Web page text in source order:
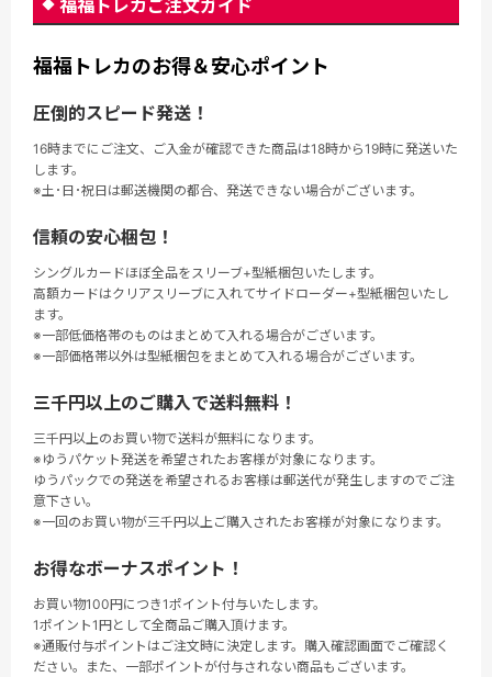
福福トレカご注文ガイド
福福トレカのお得＆安心ポイント
圧倒的スピード発送！
16時までにご注文、ご入金が確認できた商品は18時から19時に発送いた
します。
※土･日･祝日は郵送機関の都合、発送できない場合がございます。
信頼の安心梱包！
シングルカードほぼ全品をスリーブ+型紙梱包いたします。
高額カードはクリアスリーブに入れてサイドローダー+型紙梱包いたし
ます。
※一部低価格帯のものはまとめて入れる場合がございます。
※一部価格帯以外は型紙梱包をまとめて入れる場合がございます。
三千円以上のご購入で送料無料！
三千円以上のお買い物で送料が無料になります。
※ゆうパケット発送を希望されたお客様が対象になります。
ゆうパックでの発送を希望されるお客様は郵送代が発生しますのでご注
意下さい。
※一回のお買い物が三千円以上ご購入されたお客様が対象になります。
お得なボーナスポイント！
お買い物100円につき1ポイント付与いたします。
1ポイント1円として全商品ご購入頂けます。
※通販付与ポイントはご注文時に決定します。購入確認画面でご確認く
ださい。また、一部ポイントが付与されない商品もございます。